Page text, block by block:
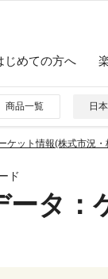
じめての方へ
商品一覧 日
ケット情報(株式市況
ド
ータ